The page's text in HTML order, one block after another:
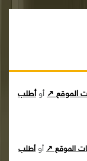
الموقع ↗ أوأطلب
الموقع ↗ أوأطلب